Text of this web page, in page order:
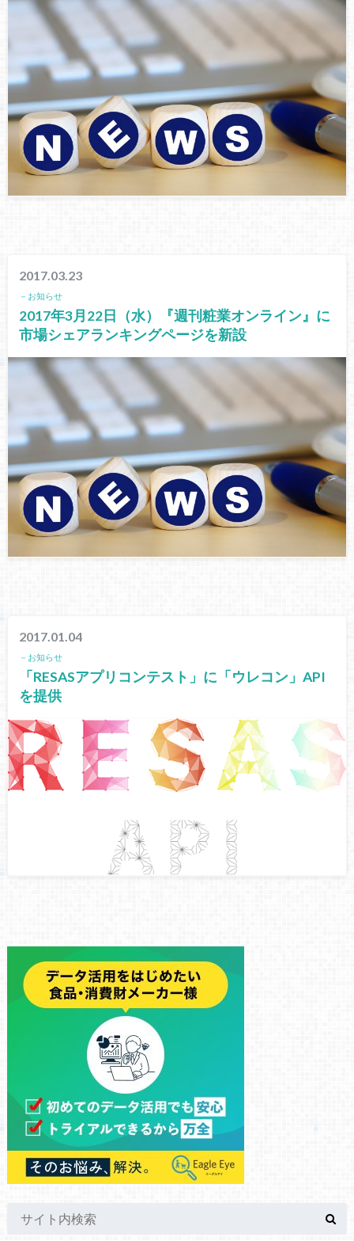
2017.03.23
－お知らせ
2017年3月22日（水）『週刊粧業オンライン』に
市場シェアランキングページを新設
2017.01.04
－お知らせ
「RESASアプリコンテスト」に「ウレコン」API
を提供